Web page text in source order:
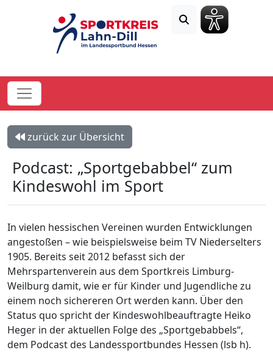
zurück zur Übersicht
Podcast: „Sportgebabbel“ zum
Kindeswohl im Sport
In vielen hessischen Vereinen wurden Entwicklungen
angestoßen – wie beispielsweise beim TV Niederselters
1905. Bereits seit 2012 befasst sich der
Mehrspartenverein aus dem Sportkreis Limburg-
Weilburg damit, wie er für Kinder und Jugendliche zu
einem noch sichereren Ort werden kann. Über den
Status quo spricht der Kindeswohlbeauftragte Heiko
Heger in der aktuellen Folge des „Sportgebabbels“,
dem Podcast des Landessportbundes Hessen (lsb h).